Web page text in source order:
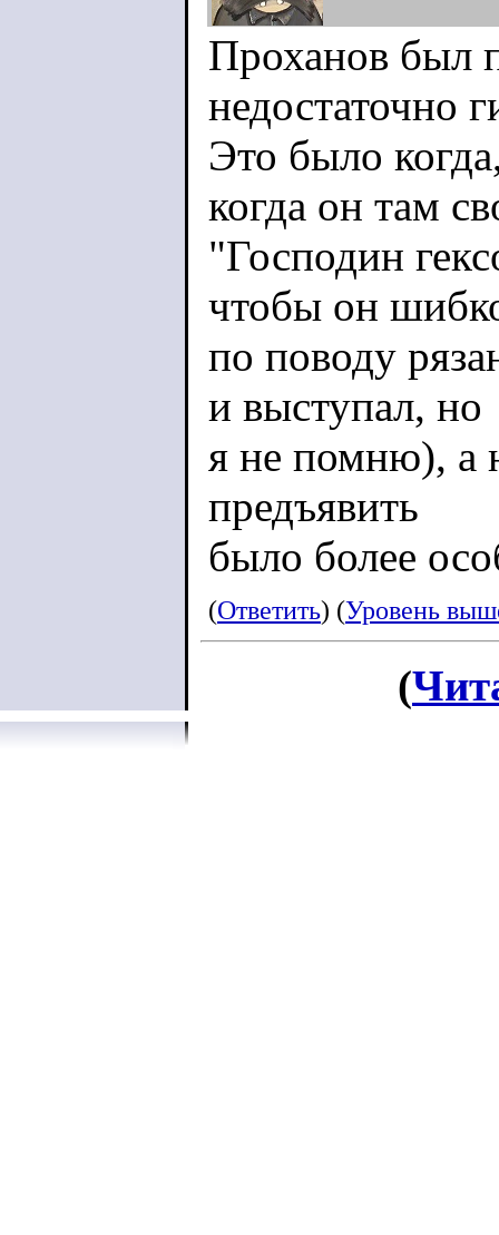
Проханов был
недостаточно
Это было
когда он там
"Господин
чтобы он
по поводу
и выступал, но
я не помню), а
предъявить
было более
(Ответить) (Уровень
(